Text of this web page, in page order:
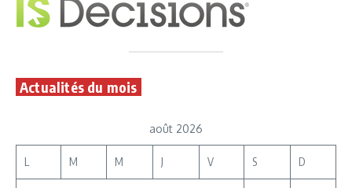
Actualités du mois
août 2026
L M M J V S D